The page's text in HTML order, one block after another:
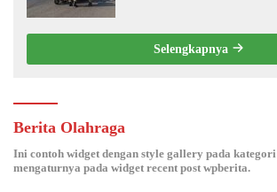
Selengkapnya
Berita Olahraga
Ini contoh widget dengan style gallery pada
mengaturnya pada widget recent post wpberita.